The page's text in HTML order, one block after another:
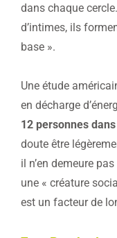
dans chaque
d’intimes, ils
base ».
Une étude
en décharge
12 personnes
doute être
il n’en demeure
une « créature
est un facteur de